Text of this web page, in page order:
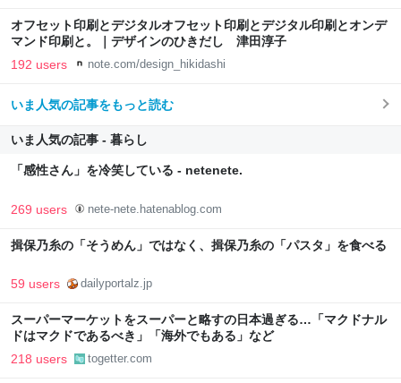
オフセット印刷とデジタルオフセット印刷とデジタル印刷とオンデ
マンド印刷と。｜デザインのひきだし 津田淳子
192 users note.com/design_hikidashi
いま人気の記事をもっと読む
いま人気の記事 - 暮らし
「感性さん」を冷笑している - netenete.
269 users nete-nete.hatenablog.com
揖保乃糸の「そうめん」ではなく、揖保乃糸の「パスタ」を食べる
59 users dailyportalz.jp
スーパーマーケットをスーパーと略すの日本過ぎる…「マクドナル
ドはマクドであるべき」「海外でもある」など
218 users togetter.com